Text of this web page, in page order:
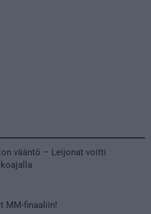
vääntö – Leijonat voitti
MM-finaaliin!